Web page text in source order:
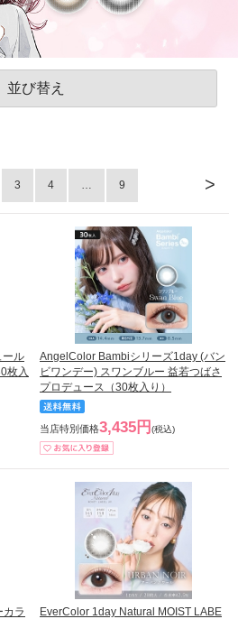
並び替え
>
3 4 … 9
ール
枚入
AngelColor Bambiシリーズ1day (バン
ビワンデー) スワンブルー 益若つばさ
プロデュース（30枚入り）
当店特別価格3,435円 (税込)
ラ
EverColor 1day Natural MOIST LABE